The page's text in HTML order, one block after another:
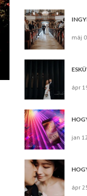
máj
ápr
jan
ápr